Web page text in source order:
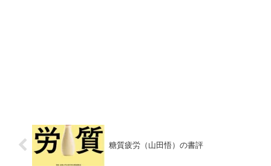
糖質疲労（山田悟）の書評